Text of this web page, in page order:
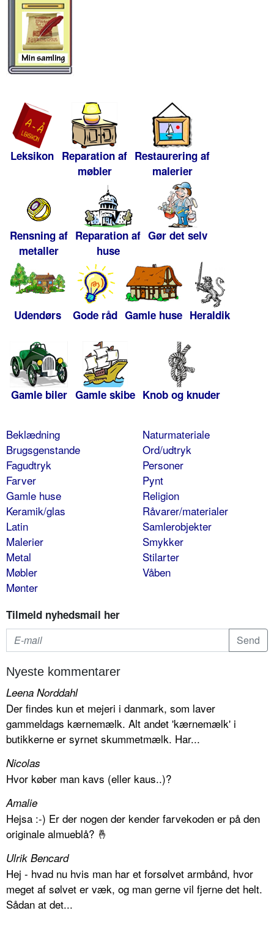
Leksikon Reparation af
møbler
Restaurering af
malerier
Rensning af
metaller
Reparation af
huse
Gør det selv
Udendørs Gode råd Gamle huse Heraldik
Gamle biler Gamle skibe Knob og knuder
Beklædning
Brugsgenstande
Fagudtryk
Farver
Gamle huse
Keramik/glas
Latin
Malerier
Metal
Møbler
Mønter
Naturmateriale
Ord/udtryk
Personer
Pynt
Religion
Råvarer/materialer
Samlerobjekter
Smykker
Stilarter
Våben
Tilmeld nyhedsmail her
Nyeste kommentarer
Leena Norddahl
Der findes kun et mejeri i danmark, som laver
gammeldags kærnemælk. Alt andet 'kærnemælk' i
butikkerne er syrnet skummetmælk. Har...
Nicolas
Hvor køber man kavs (eller kaus..)?
Amalie
Hejsa :-) Er der nogen der kender farvekoden er på den
originale almueblå? 🤞
Ulrik Bencard
Hej - hvad nu hvis man har et forsølvet armbånd, hvor
meget af sølvet er væk, og man gerne vil fjerne det helt.
Sådan at det...